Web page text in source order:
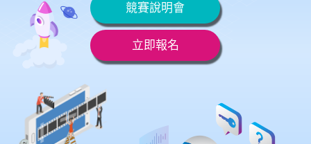
立即報名
競賽說明會